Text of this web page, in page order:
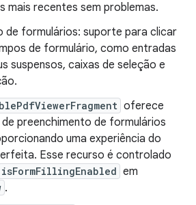
mais recentes sem problemas.
de formulários: suporte para clicar
de formulário, como entradas
suspensos, caixas de seleção e
oferece
preenchimento de formulários
uma experiência do
Esse recurso é controlado
isFormFillingEnabled em
.